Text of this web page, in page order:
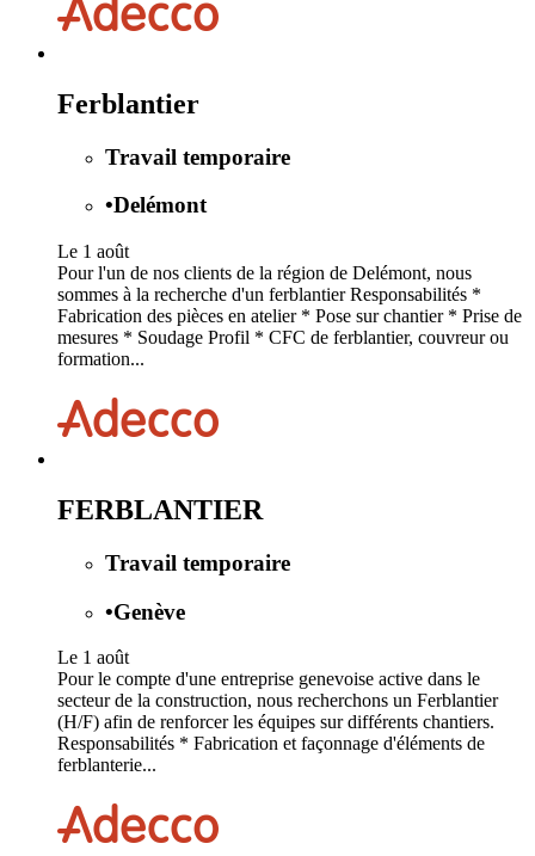
Ferblantier
Travail temporaire
•Delémont
Le 1 août
Pour l'un de nos clients de la région de Delémont, nous
sommes à la recherche d'un ferblantier Responsabilités *
Fabrication des pièces en atelier * Pose sur chantier * Prise de
mesures * Soudage Profil * CFC de ferblantier, couvreur ou
formation...
FERBLANTIER
Travail temporaire
•Genève
Le 1 août
Pour le compte d'une entreprise genevoise active dans le
secteur de la construction, nous recherchons un Ferblantier
(H/F) afin de renforcer les équipes sur différents chantiers.
Responsabilités * Fabrication et façonnage d'éléments de
ferblanterie...